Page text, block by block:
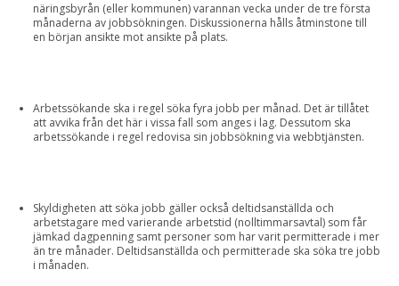
näringsbyrån (eller kommunen) varannan vecka under de tre första
månaderna av jobbsökningen. Diskussionerna hålls åtminstone till
en början ansikte mot ansikte på plats.
Arbetssökande ska i regel söka fyra jobb per månad. Det är tillåtet
att avvika från det här i vissa fall som anges i lag. Dessutom ska
arbetssökande i regel redovisa sin jobbsökning via webbtjänsten.
Skyldigheten att söka jobb gäller också deltidsanställda och
arbetstagare med varierande arbetstid (nolltimmarsavtal) som får
jämkad dagpenning samt personer som har varit permitterade i mer
än tre månader. Deltidsanställda och permitterade ska söka tre jobb
i månaden.